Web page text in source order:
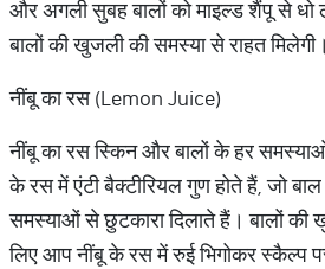
और अगली सुबह बालों को माइल्ड शैंपू से
बालों की खुजली की समस्या से राहत मिलेगी।
नींबू का रस (Lemon Juice)
नींबू का रस स्किन और बालों के हर
के रस में एंटी बैक्टीरियल गुण होते हैं, जो
समस्याओं से छुटकारा दिलाते हैं। बालों की
लिए आप नींबू के रस में रुई भिगोकर स्कैल्प